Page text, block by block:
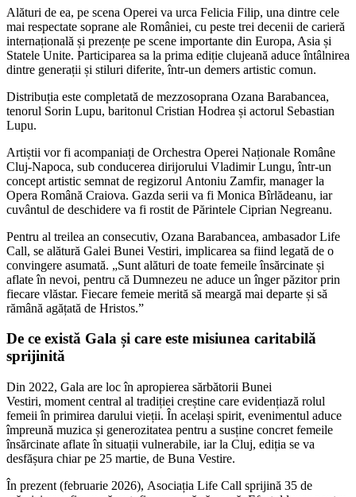
Alături de ea, pe scena Operei va urca Felicia Filip, una dintre cele
mai respectate soprane ale României, cu peste trei decenii de carieră
internațională și prezențe pe scene importante din Europa, Asia și
Statele Unite. Participarea sa la prima ediție clujeană aduce întâlnirea
dintre generații și stiluri diferite, într-un demers artistic comun.
Distribuția este completată de mezzosoprana Ozana Barabancea,
tenorul Sorin Lupu, baritonul Cristian Hodrea și actorul Sebastian
Lupu.
Artiștii vor fi acompaniați de Orchestra Operei Naționale Române
Cluj-Napoca, sub conducerea dirijorului Vladimir Lungu, într-un
concept artistic semnat de regizorul Antoniu Zamfir, manager la
Opera Română Craiova. Gazda serii va fi Monica Bîrlădeanu, iar
cuvântul de deschidere va fi rostit de Părintele Ciprian Negreanu.
Pentru al treilea an consecutiv, Ozana Barabancea, ambasador Life
Call, se alătură Galei Bunei Vestiri, implicarea sa fiind legată de o
convingere asumată. „Sunt alături de toate femeile însărcinate și
aflate în nevoi, pentru că Dumnezeu ne aduce un înger păzitor prin
fiecare vlăstar. Fiecare femeie merită să meargă mai departe și să
rămână agățată de Hristos.”
De ce există Gala și care este misiunea caritabilă
sprijinită
Din 2022, Gala are loc în apropierea sărbătorii Bunei
Vestiri, moment central al tradiției creștine care evidențiază rolul
femeii în primirea darului vieții. În același spirit, evenimentul aduce
împreună muzica și generozitatea pentru a susține concret femeile
însărcinate aflate în situații vulnerabile, iar la Cluj, ediția se va
desfășura chiar pe 25 martie, de Buna Vestire.
În prezent (februarie 2026), Asociația Life Call sprijină 35 de